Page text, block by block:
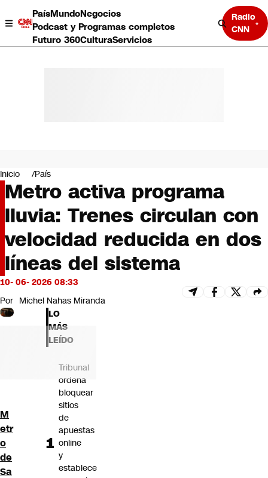
PaísMundoNegocios
Podcast y Programas completos
Futuro 360CulturaServicios
Radio
CNN
Negocios
Deportes
Programas completos
Cultura
Servicios
Bits
CNN Data
CNN tiempo
Futuro 360
Inicio País
Metro activa programa
lluvia: Trenes circulan con
velocidad reducida en dos
líneas del sistema
10- 06- 2026 08:33
Por Michel Nahas Miranda
M
etr
o
de
Sa
LO
MÁS
LEÍDO
Tribunal
ordena
bloquear
sitios
de
apuestas
online
y
establece